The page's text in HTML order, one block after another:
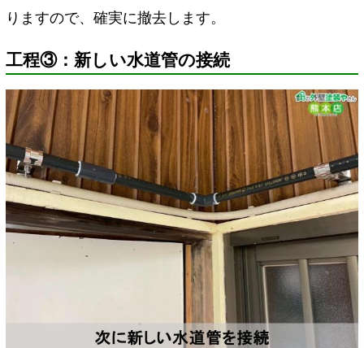
りますので、確実に撤去します。
工程③：新しい水道管の接続